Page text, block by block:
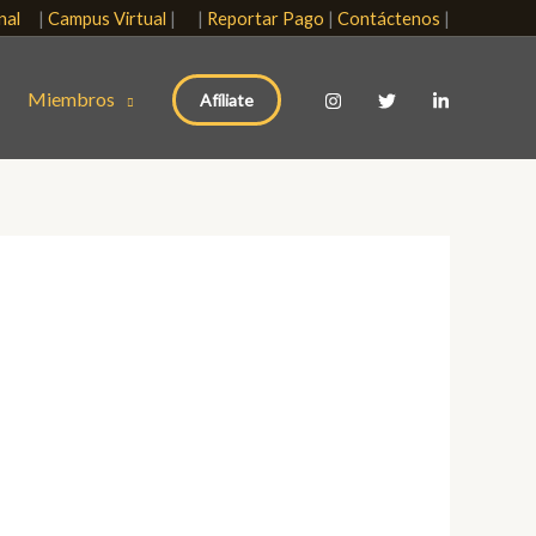
| Campus Virtual | | Reportar Pago | Contáctenos |
Miembros Afíliate